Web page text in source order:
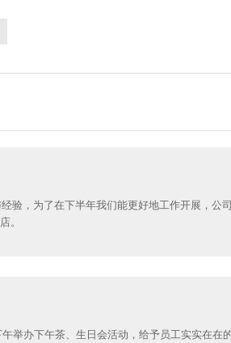
验，为了在下半年我们能更好地工作开展，公
。
举办下午茶、生日会活动，给予员工实实在在的